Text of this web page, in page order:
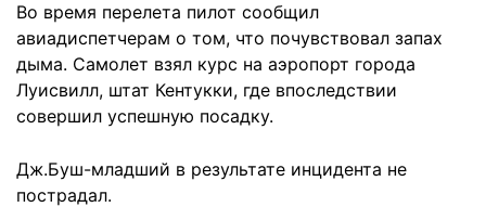
Во время перелета пилот сообщил
авиадиспетчерам о том, что почувствовал запах
дыма. Самолет взял курс на аэропорт города
Луисвилл, штат Кентукки, где впоследствии
совершил успешную посадку.
Дж.Буш-младший в результате инцидента не
пострадал.